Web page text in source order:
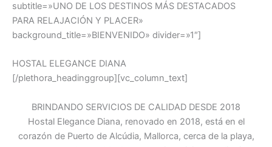
subtitle=»UNO DE LOS DESTINOS MÁS DESTACADOS
PARA RELAJACIÓN Y PLACER»
background_title=»BIENVENIDO» divider=»1″]
HOSTAL ELEGANCE DIANA
[/plethora_headinggroup][vc_column_text]
BRINDANDO SERVICIOS DE CALIDAD DESDE 2018
Hostal Elegance Diana, renovado en 2018, está en el
corazón de Puerto de Alcúdia, Mallorca, cerca de la playa,